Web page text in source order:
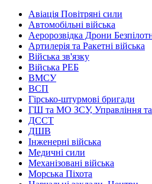
Авіація Повітряні сили
Автомобільні війська
Аеророзвідка Дрони
Артилерія та Ракетні війська
Війська зв'язку
Війська РЕБ
ВМСУ
ВСП
Гірсько-штурмові бригади
ГШ та МО ЗСУ, Управління
ДССТ
ДШВ
Інженерні війська
Медичні сили
Механізовані війська
Морська Піхота